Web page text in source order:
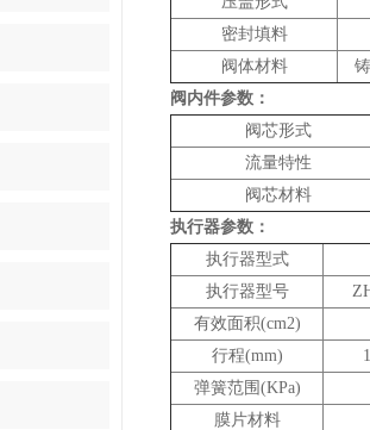
密封填料
阀体材料
阀内件参数：
阀芯形式
流量特性
阀芯材料
执行器参数：
执行器型式
执行器型号
有效面积(cm2)
行程(mm)
弹簧范围(KPa)
膜片材料